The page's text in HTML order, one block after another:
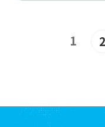
1 2